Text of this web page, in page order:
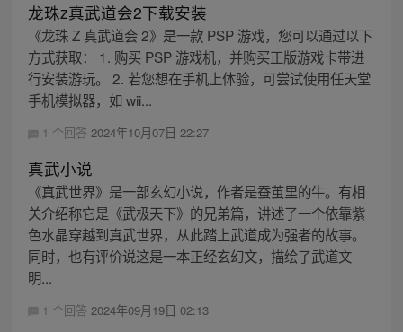
龙珠z真武道会2下载安装
《龙珠 Z 真武道会 2》是一款 PSP 游戏，您可以通过以下
方式获取： 1. 购买 PSP 游戏机，并购买正版游戏卡带进
行安装游玩。 2. 若您想在手机上体验，可尝试使用任天堂
手机模拟器，如 wii...
1 个回答 2024年10月07日 22:27
真武小说
《真武世界》是一部玄幻小说，作者是蚕茧里的牛。有相
关介绍称它是《武极天下》的兄弟篇，讲述了一个依靠紫
色水晶穿越到真武世界，从此踏上武道成为强者的故事。
同时，也有评价说这是一本正经玄幻文，描绘了武道文
明...
1 个回答 2024年09月19日 02:13